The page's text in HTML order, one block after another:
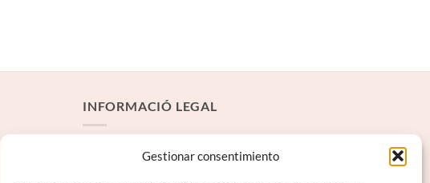
Gestionar consentimiento
INFORMACIÓ LEGAL
Avís Legal